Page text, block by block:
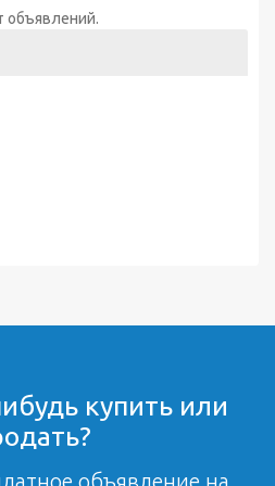
объявлений.
купить или